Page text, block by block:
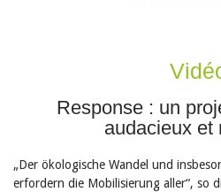
Response : un
audacieux et
„Der ökologische Wandel und
erfordern die Mobilisierung aller“, so